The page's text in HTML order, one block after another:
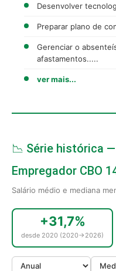
Desenvolver
Preparar plano de
Gerenciar o
afastamentos.....
ver mais...
📉 Série histórica
Empregador CBO
Salário médio e mediana
+31,7%
desde 2020 (2020→2026)